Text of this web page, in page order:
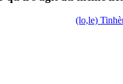
(lo,le)